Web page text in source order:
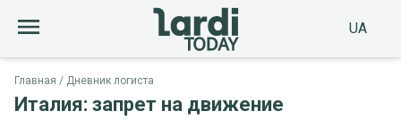
UA
Главная Дневник логиста
Италия: запрет на движение